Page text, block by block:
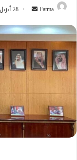
Fatma
أرسل
إلكترونيا
28 أبريل، 2025